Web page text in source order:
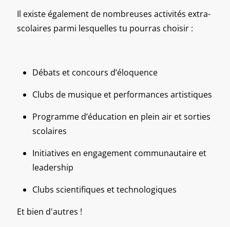
Il existe également de nombreuses activités extra-
scolaires parmi lesquelles tu pourras choisir :
Débats et concours d’éloquence
Clubs de musique et performances artistiques
Programme d’éducation en plein air et sorties
scolaires
Initiatives en engagement communautaire et
leadership
Clubs scientifiques et technologiques
Et bien d'autres !